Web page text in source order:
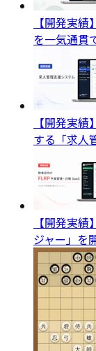
【開発実
を一気通貫
【開発実
する「求人
【開発実
ジャー」を